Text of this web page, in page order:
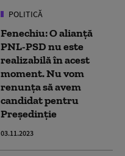
POLITICĂ
Fenechiu: O alianță
PNL-PSD nu este
realizabilă în acest
moment. Nu vom
renunța să avem
candidat pentru
Președinție
03.11.2023